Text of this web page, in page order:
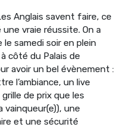
Anglais savent faire, ce
vraie réussite. On a
samedi soir en plein
côté du Palais de
avoir un bel évènement :
l’ambiance, un live
de prix que les
vainqueur(e)), une
et une sécurité